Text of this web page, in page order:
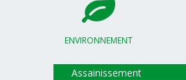
ENVIRONNEMENT
Assainissement